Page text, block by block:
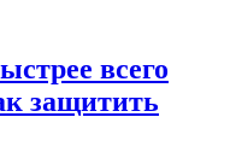
всего
защитить